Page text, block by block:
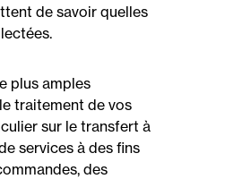
de savoir quelles
plus amples
traitement de vos
sur le transfert à
services à des fins
des